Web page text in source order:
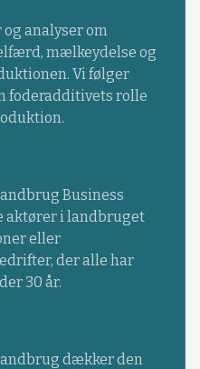
analyser om
mælkeydelse og
Vi følger
foderadditivets rolle
Business
aktører i landbruget
eller
der alle har
30 år.
dækker den